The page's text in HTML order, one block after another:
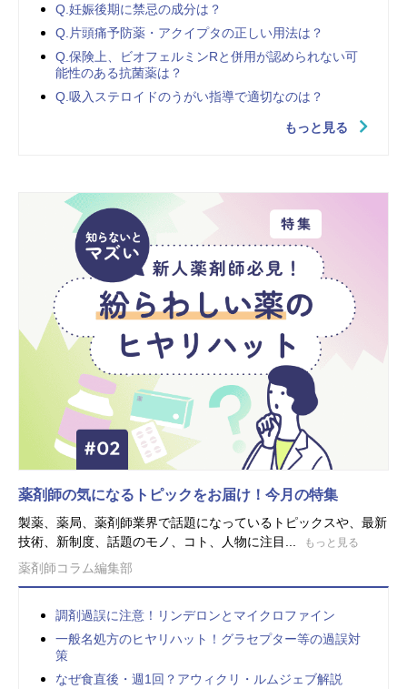
Q.妊娠後期に禁忌の成分は？
Q.片頭痛予防薬・アクイプタの正しい用法は？
Q.保険上、ビオフェルミンRと併用が認められない可
能性のある抗菌薬は？
Q.吸入ステロイドのうがい指導で適切なのは？
もっと見る
薬剤師の気になるトピックをお届け！今月の特集
製薬、薬局、薬剤師業界で話題になっているトピックスや、最新
技術、新制度、話題のモノ、コト、人物に注目...
もっと見る
薬剤師コラム編集部
調剤過誤に注意！リンデロンとマイクロファイン
一般名処方のヒヤリハット！グラセプター等の過誤対
策
なぜ食直後・週1回？アウィクリ・ルムジェブ解説